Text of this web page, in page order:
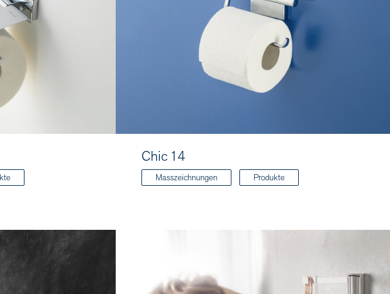
Chic 14
Masszeichnungen Produkte